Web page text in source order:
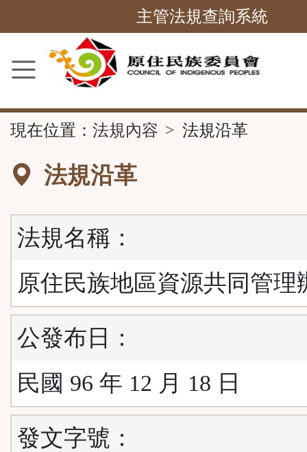
到
要
容
區
主管法規查詢系統
現在位置： 法規內容 法規沿革
法規沿革
法規名稱：
原住民族地區資源共同管理
公發布日：
民國 96 年 12 月 18 日
發文字號：